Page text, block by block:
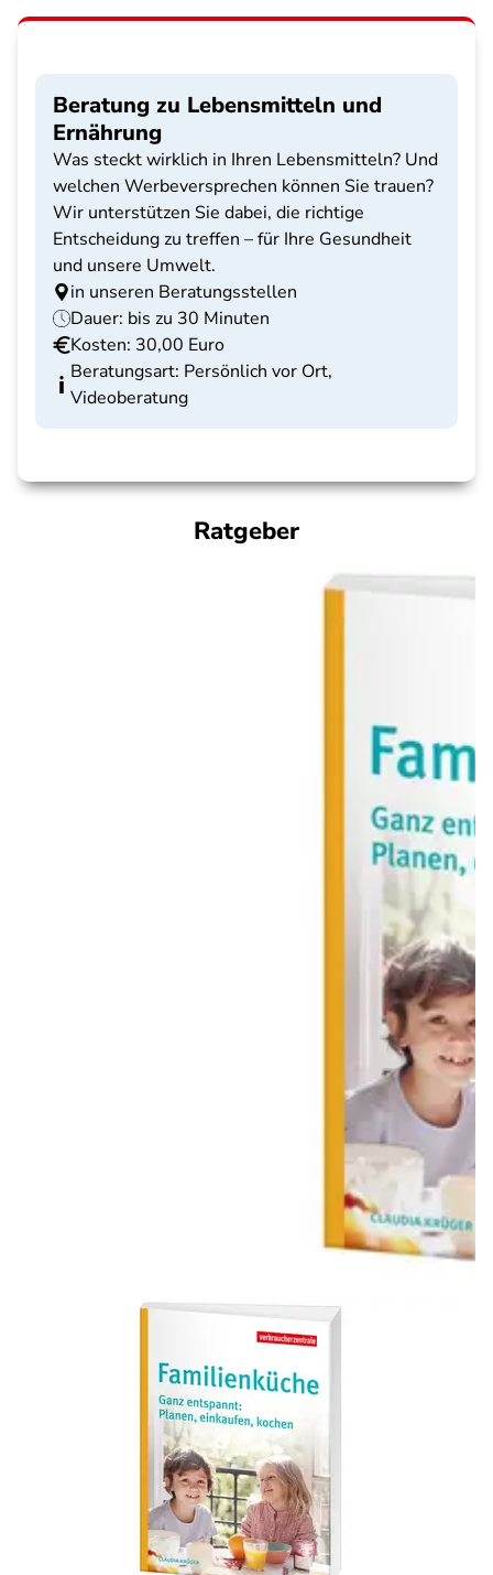
Beratung zu Lebensmitteln und
Ernährung
Was steckt wirklich in Ihren Lebensmitteln? Und
welchen Werbeversprechen können Sie trauen?
Wir unterstützen Sie dabei, die richtige
Entscheidung zu treffen – für Ihre Gesundheit
und unsere Umwelt.
in unseren Beratungsstellen
Dauer: bis zu 30 Minuten
Kosten: 30,00 Euro
Beratungsart: Persönlich vor Ort,
Videoberatung
Ratgeber